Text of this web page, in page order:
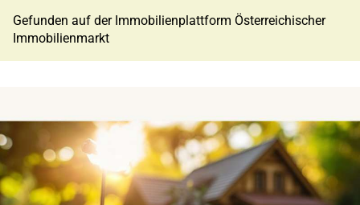
Gefunden auf der Immobilienplattform Österreichischer
Immobilienmarkt